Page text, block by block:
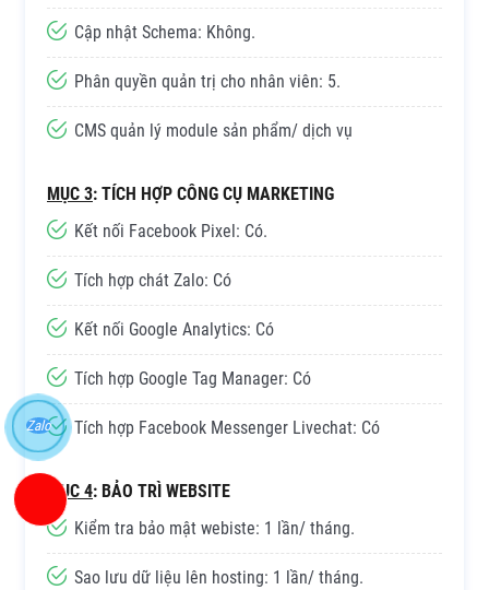
Cập nhật Schema: Không.
Phân quyền quản trị cho nhân viên: 5.
CMS quản lý module sản phẩm/ dịch vụ
MỤC 3: TÍCH HỢP CÔNG CỤ MARKETING
Kết nối Facebook Pixel: Có.
Tích hợp chát Zalo: Có
Kết nối Google Analytics: Có
Tích hợp Google Tag Manager: Có
Tích hợp Facebook Messenger Livechat: Có
MỤC 4: BẢO TRÌ WEBSITE
Kiểm tra bảo mật webiste: 1 lần/ tháng.
Sao lưu dữ liệu lên hosting: 1 lần/ tháng.
Zalo